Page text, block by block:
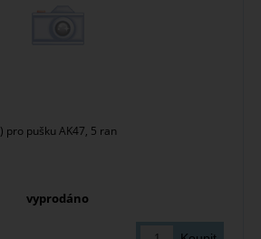
pro pušku AK47, 5 ran
vyprodáno